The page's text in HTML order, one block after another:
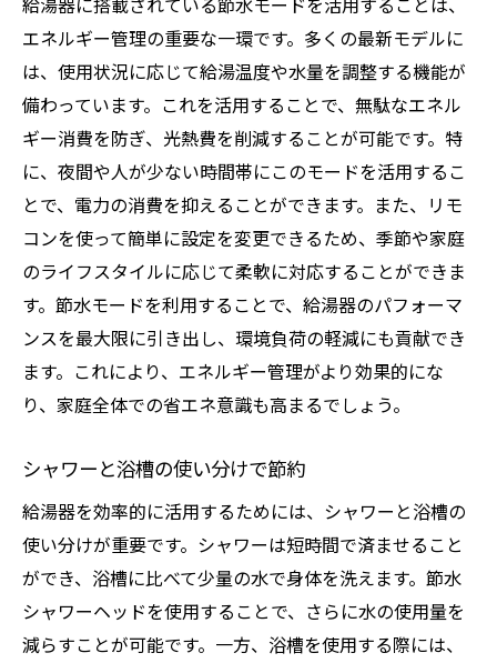
エネルギー管理の重要な一環です。多くの最新モデルに
は、使用状況に応じて給湯温度や水量を調整する機能が
備わっています。これを活用することで、無駄なエネル
ギー消費を防ぎ、光熱費を削減することが可能です。特
に、夜間や人が少ない時間帯にこのモードを活用するこ
とで、電力の消費を抑えることができます。また、リモ
コンを使って簡単に設定を変更できるため、季節や家庭
のライフスタイルに応じて柔軟に対応することができま
す。節水モードを利用することで、給湯器のパフォーマ
ンスを最大限に引き出し、環境負荷の軽減にも貢献でき
ます。これにより、エネルギー管理がより効果的にな
り、家庭全体での省エネ意識も高まるでしょう。
シャワーと浴槽の使い分けで節約
給湯器を効率的に活用するためには、シャワーと浴槽の
使い分けが重要です。シャワーは短時間で済ませること
ができ、浴槽に比べて少量の水で身体を洗えます。節水
シャワーヘッドを使用することで、さらに水の使用量を
減らすことが可能です。一方、浴槽を使用する際には、